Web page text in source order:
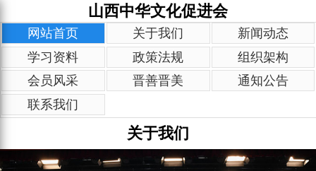
山西中华文化促进会
网站首页 关于我们
新闻动态
学习资料
政策法规
组织架构
会员风采
晋善晋美
通知公告
联系我们
关于我们